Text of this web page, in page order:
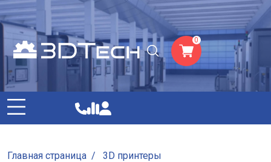
0
Главная страница /
3D принтеры